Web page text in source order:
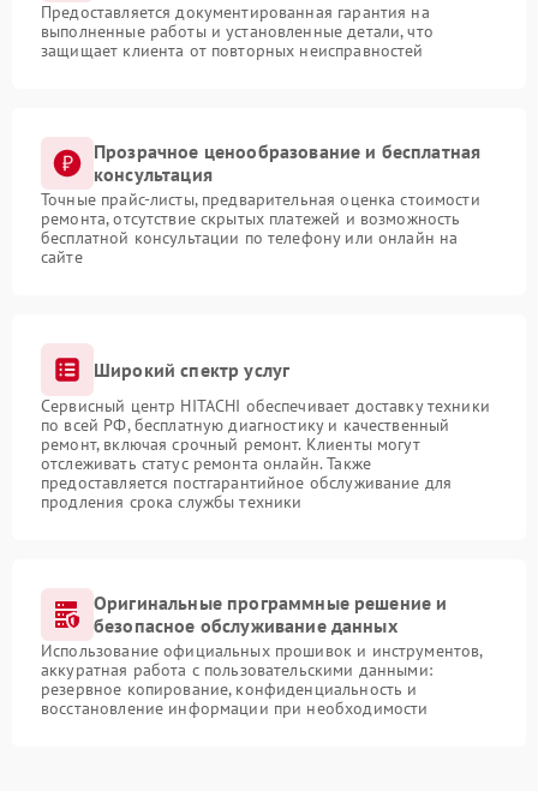
Предоставляется документированная гарантия на
выполненные работы и установленные детали, что
защищает клиента от повторных неисправностей
Прозрачное ценообразование и бесплатная
консультация
Точные прайс-листы, предварительная оценка стоимости
ремонта, отсутствие скрытых платежей и возможность
бесплатной консультации по телефону или онлайн на
сайте
Широкий спектр услуг
Сервисный центр HITACHI обеспечивает доставку техники
по всей РФ, бесплатную диагностику и качественный
ремонт, включая срочный ремонт. Клиенты могут
отслеживать статус ремонта онлайн. Также
предоставляется постгарантийное обслуживание для
продления срока службы техники
Оригинальные программные решение и
безопасное обслуживание данных
Использование официальных прошивок и инструментов,
аккуратная работа с пользовательскими данными:
резервное копирование, конфиденциальность и
восстановление информации при необходимости